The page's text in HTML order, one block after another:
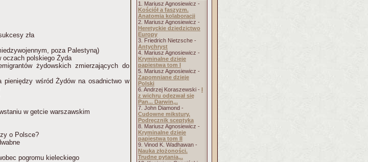
zła
poza Palestyną)
oczach polskiego Żyda
żydowskich zmierzających do
pieniędzy wśród Żydów na osadnictwo w
w getcie warszawskim
o Polsce?
pogromu kieleckiego
1. Mariusz Agnosiewicz -
Kościół a faszyzm.
Anatomia kolaboracji
2. Mariusz Agnosiewicz -
Heretyckie dziedzictwo
Europy
3. Friedrich Nietzsche -
Antychryst
4. Mariusz Agnosiewicz -
Kryminalne dzieje
papiestwa tom I
5. Mariusz Agnosiewicz -
Zapomniane dzieje
Polski
6. Andrzej Koraszewski - I
z wichru odezwał się
Pan... Darwin,..
7. John Diamond -
Cudowne mikstury.
Podręcznik sceptyka
8. Mariusz Agnosiewicz -
Kryminalne dzieje
papiestwa tom II
9. Vinod K. Wadhawan -
Nauka złożoności.
Trudne pytania,..